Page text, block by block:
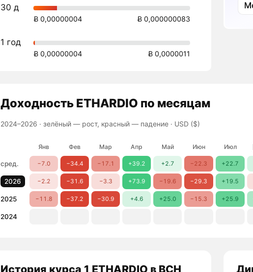
30 д
Ƀ 0,00000004 Ƀ 0,000000083
1 год
Ƀ 0,00000004 Ƀ 0,0000011
ДоходностьETHARDIO по месяцам
2024–2026 · зелёный — рост, красный — падение· USD ($)
Янв Фев Мар Апр Май Июн Июл
сред. −7.0 −34.4 −17.1 +39.2 +2.7 −22.3 +22.7
2026 −2.2 −31.6 −3.3 +73.9 −19.6 −29.3 +19.5
2025 −11.8 −37.2 −30.9 +4.6 +25.0 −15.3 +25.9
2024
История курса 1 ETHARDIO в BCH